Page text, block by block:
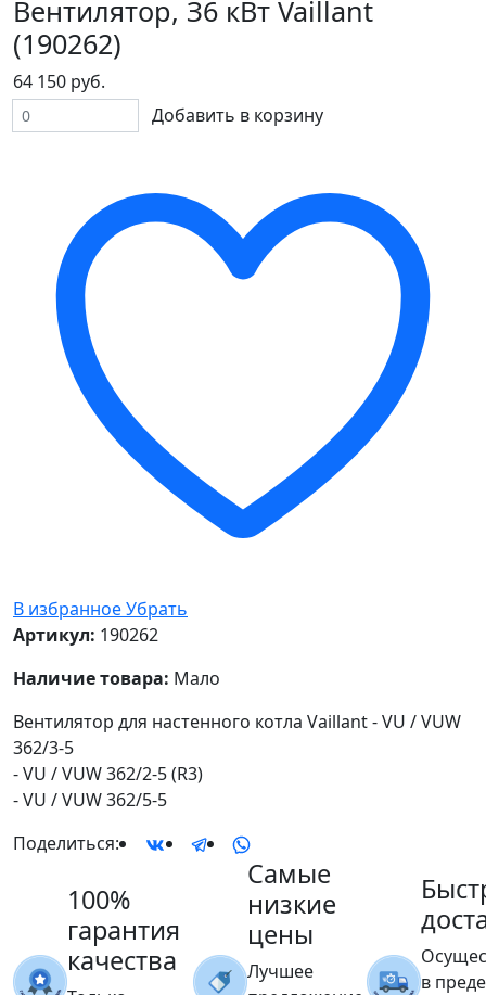
Вентилятор, З6 кВт Vaillant
(190262)
64 150 руб.
Добавить в корзину
В избранноеУбрать
Артикул: 190262
Наличие товара: Мало
Вентилятор для настенного котла Vaillant - VU / VUW
362/3-5
- VU / VUW 362/2-5 (R3)
- VU / VUW 362/5-5
Поделиться:
100%
гарантия
качества
Самые
низкие
цены
Лучшее
в